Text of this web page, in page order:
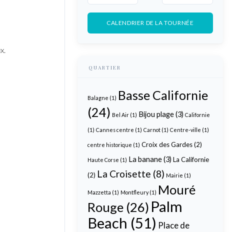
CALENDRIER DE LA TOURNÉE
QUARTIER
Balagne (1) Basse Californie
(24) Bel Air(1) Bijou plage(3) Californie
(1) Cannes centre (1) Carnot(1) Centre-ville (1)
centre historique (1) Croix des Gardes(2)
Haute Corse (1) La banane(3) La Californie
(2) La Croisette (8) Mairie (1)
Mazzetta (1) Montfleury(1) Mouré
Rouge(26) Palm
Beach (51) Place de